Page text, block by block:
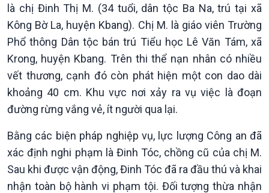
Dòng chảy Kinh tế
Sức sống hàng Việt
Khởi nghiệp
Tuyên chiến với gian lận
thương mại
Mùa vàng
Biển đảo Việt Nam
Tâm tình biên giới và hải
đảo
Tìm hiểu biển, đảo Việt
Nam
Xã hội
Khoa học & Công nghệ
là chị Đinh Thị M. (34 tuổi, dân tộc Ba Na, trú tại xã
Kông Bờ La, huyện Kbang). Chị M. là giáo viên Trường
Phổ thông Dân tộc bán trú Tiểu học Lê Văn Tám, xã
Krong, huyện Kbang. Trên thi thể nạn nhân có nhiều
vết thương, cạnh đó còn phát hiện một con dao dài
khoảng 40 cm. Khu vực nơi xảy ra vụ việc là đoạn
đường rừng vắng vẻ, ít người qua lại.
Bằng các biện pháp nghiệp vụ, lực lượng Công an đã
xác định nghi phạm là Đinh Tóc, chồng cũ của chị M.
Sau khi được vận động, Đinh Tóc đã ra đầu thú và khai
nhận toàn bộ hành vi phạm tội. Đối tượng thừa nhận